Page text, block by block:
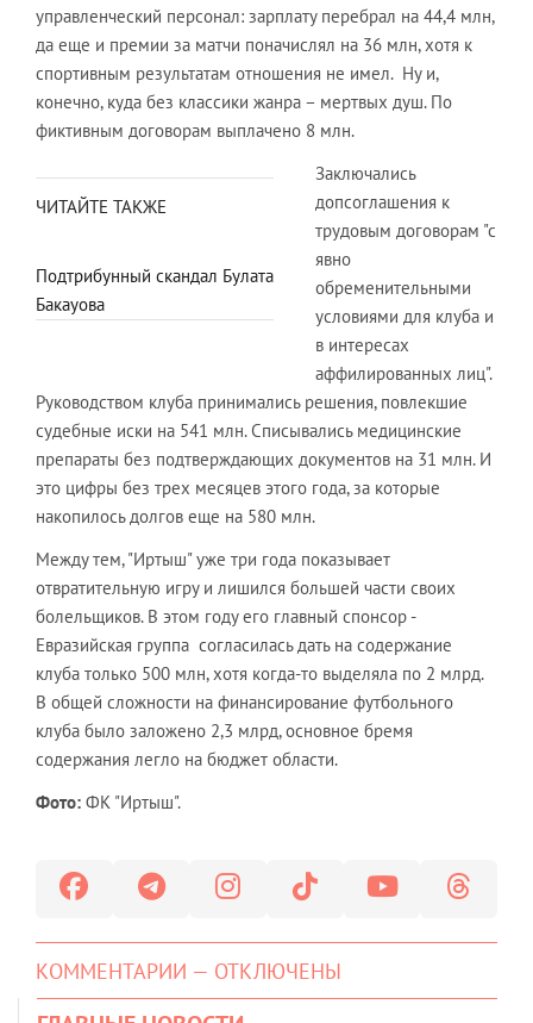
управленческий персонал: зарплату перебрал на 44,4 млн,
да еще и премии за матчи поначислял на 36 млн, хотя к
спортивным результатам отношения не имел. Ну и,
конечно, куда без классики жанра – мертвых душ. По
фиктивным договорам выплачено 8 млн.
ЧИТАЙТЕ ТАКЖЕ
Подтрибунный скандал Булата
Бакауова
Заключались
допсоглашения к
трудовым договорам "с
явно
обременительными
условиями для клуба и
в интересах
аффилированных лиц".
Руководством клуба принимались решения, повлекшие
судебные иски на 541 млн. Списывались медицинские
препараты без подтверждающих документов на 31 млн. И
это цифры без трех месяцев этого года, за которые
накопилось долгов еще на 580 млн.
Между тем, "Иртыш" уже три года показывает
отвратительную игру и лишился большей части своих
болельщиков. В этом году его главный спонсор -
Евразийская группа согласилась дать на содержание
клуба только 500 млн, хотя когда-то выделяла по 2 млрд.
В общей сложности на финансирование футбольного
клуба было заложено 2,3 млрд, основное бремя
содержания легло на бюджет области.
Фото: ФК "Иртыш".
КОММЕНТАРИИ — ОТКЛЮЧЕНЫ